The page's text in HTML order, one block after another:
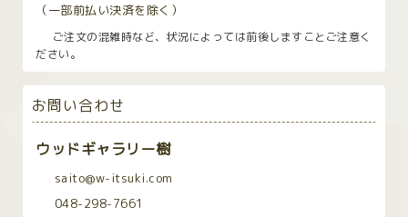
（一部前払い決済を除く）
ご注文の混雑時など、状況によっては前後しますことご注意く
ださい。
お問い合わせ
ウッドギャラリー樹
saito@w-itsuki.com
048-298-7661